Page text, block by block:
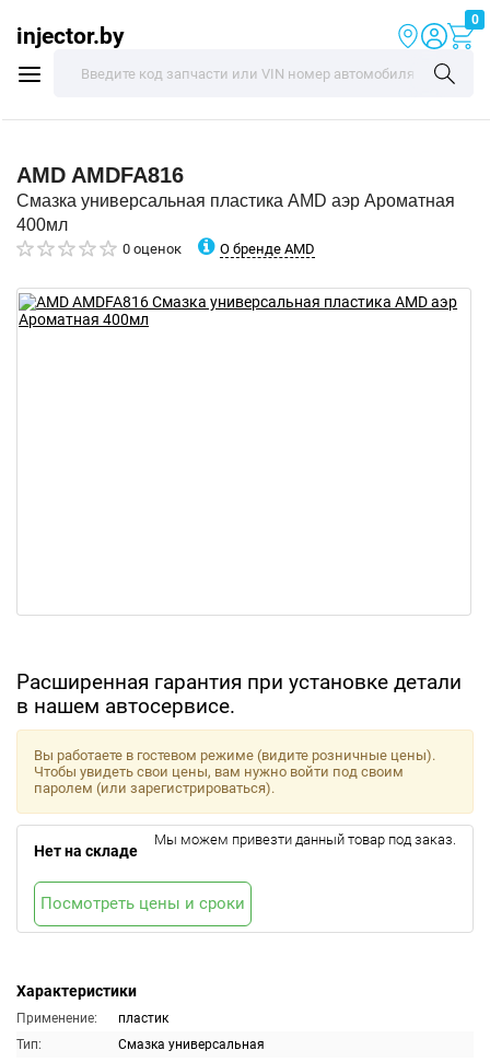
injector.by
0
AMD AMDFA816
Смазка универсальная пластика AMD аэр Ароматная
400мл
0 оценок О бренде AMD
Расширенная гарантия при установке детали
в нашем автосервисе.
Характеристики
Применение:
пластик
Тип:
Смазка универсальная
Вы работаете в гостевом режиме (видите розничные цены).
Чтобы увидеть свои цены, вам нужно войти под своим
паролем (или зарегистрироваться).
Нет на складе
Мы можем привезти данный товар под заказ.
Посмотреть цены и сроки